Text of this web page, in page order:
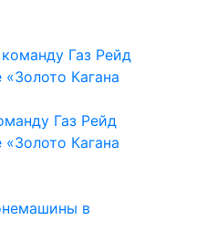
Газ Рейд
Кагана